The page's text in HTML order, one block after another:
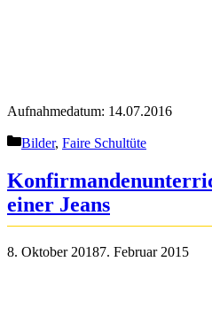
Aufnahmedatum: 14.07.2016
Kategorien
Bilder, Faire Schultüte
einer Jeans
8. Oktober 20187. Februar 2015